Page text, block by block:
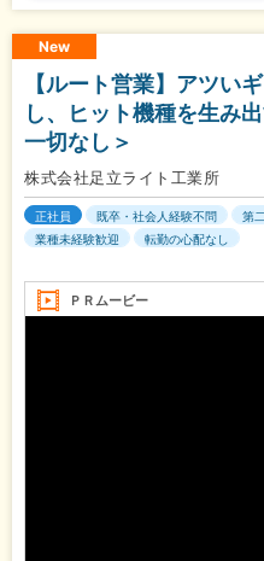
New
【ルート営業】アツい
し、ヒット機種を生み
一切なし＞
株式会社足立ライト工業所
正社員 既卒・社会人経験不問 第
業種未経験歓迎
転勤の心配なし
ＰＲムービー